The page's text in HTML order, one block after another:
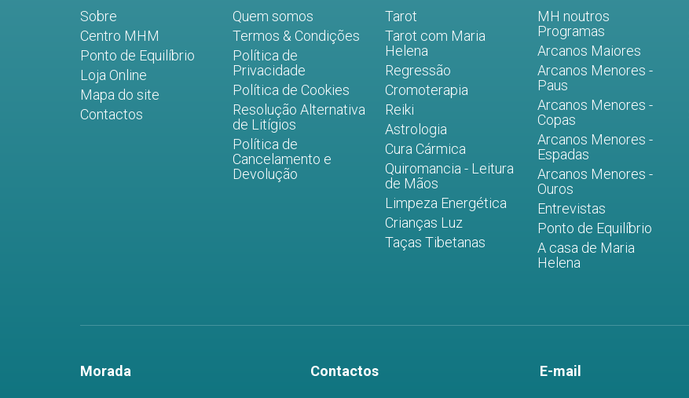
Sobre
Centro MHM
Ponto de Equilíbrio
Loja Online
Mapa do site
Contactos
Quem somos
Termos & Condições
Política de
Privacidade
Política de Cookies
Resolução Alternativa
de Litígios
Política de
Cancelamento e
Devolução
Tarot
Tarot com Maria
Helena
Regressão
Cromoterapia
Reiki
Astrologia
Cura Cármica
Quiromancia - Leitura
de Mãos
Limpeza Energética
Crianças Luz
Taças Tibetanas
MH noutros
Programas
Arcanos Maiores
Arcanos Menores -
Paus
Arcanos Menores -
Copas
Arcanos Menores -
Espadas
Arcanos Menores -
Ouros
Entrevistas
Ponto de Equilíbrio
A casa de Maria
Helena
Morada Contactos E-mail